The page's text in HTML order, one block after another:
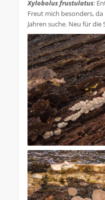
Xylobolus frustulatus:
Freut mich besonders,
Jahren suche. Neu für die